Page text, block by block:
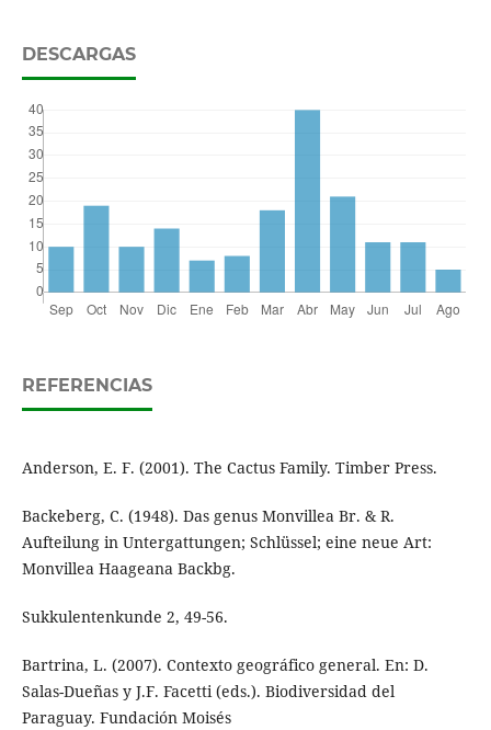
DESCARGAS
REFERENCIAS
Anderson, E. F. (2001). The Cactus Family. Timber Press.
Backeberg, C. (1948). Das genus Monvillea Br. & R.
Aufteilung in Untergattungen; Schlüssel; eine neue Art:
Monvillea Haageana Backbg.
Sukkulentenkunde 2, 49-56.
Bartrina, L. (2007). Contexto geográfico general. En: D.
Salas-Dueñas y J.F. Facetti (eds.). Biodiversidad del
Paraguay. Fundación Moisés